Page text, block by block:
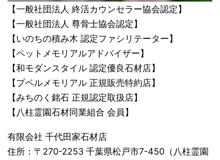
【一般社団法人 終活カウンセラー協会認定】
【一般社団法人 尊骨士協会認定】
【いのちの積み木 認定ファシリテーター】
【ペットメモリアルアドバイザー】
【和モダンスタイル 認定優良石材店】
【プペルメモリアル 正規販売特約店】
【みちのく銘石 正規認定取扱店】
【八柱霊園石材同業組合 会員】
有限会社 千代田家石材店
住所：〒270-2253 千葉県松戸市7-450（八柱霊園